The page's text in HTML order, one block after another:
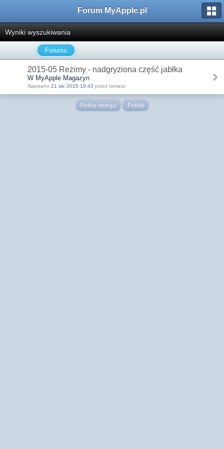
Forum MyApple.pl
Wyniki wyszukiwania
Forums
2015-05 Reżimy - nadgryziona część jabłka
W MyApple Magazyn
Napisano 21 sie 2015 10:43 przez tomasz
Pełna wersja Polski